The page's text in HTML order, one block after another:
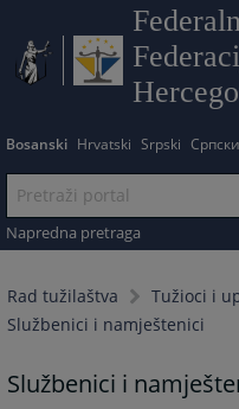
Bosanski Hrvatski Srpski Српски
Napredna pretraga
Rad tužilaštva
Tužioci i
Službenici i namještenici
Službenici i